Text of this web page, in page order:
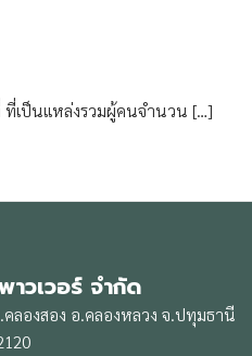
ที่เป็นแหล่งรวมผู้คนจำนวน […]
วเวอร์ จำกัด
ลองสอง อ.คลองหลวง จ.ปทุมธานี